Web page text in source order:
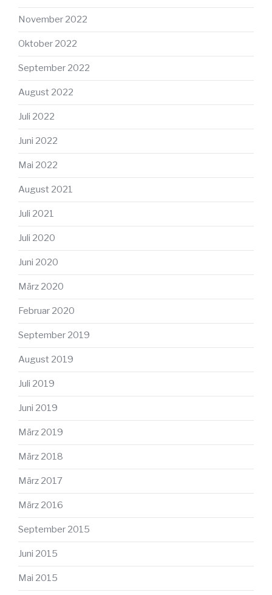
November 2022
Oktober 2022
September 2022
August 2022
Juli 2022
Juni 2022
Mai 2022
August 2021
Juli 2021
Juli 2020
Juni 2020
März 2020
Februar 2020
September 2019
August 2019
Juli 2019
Juni 2019
März 2019
März 2018
März 2017
März 2016
September 2015
Juni 2015
Mai 2015